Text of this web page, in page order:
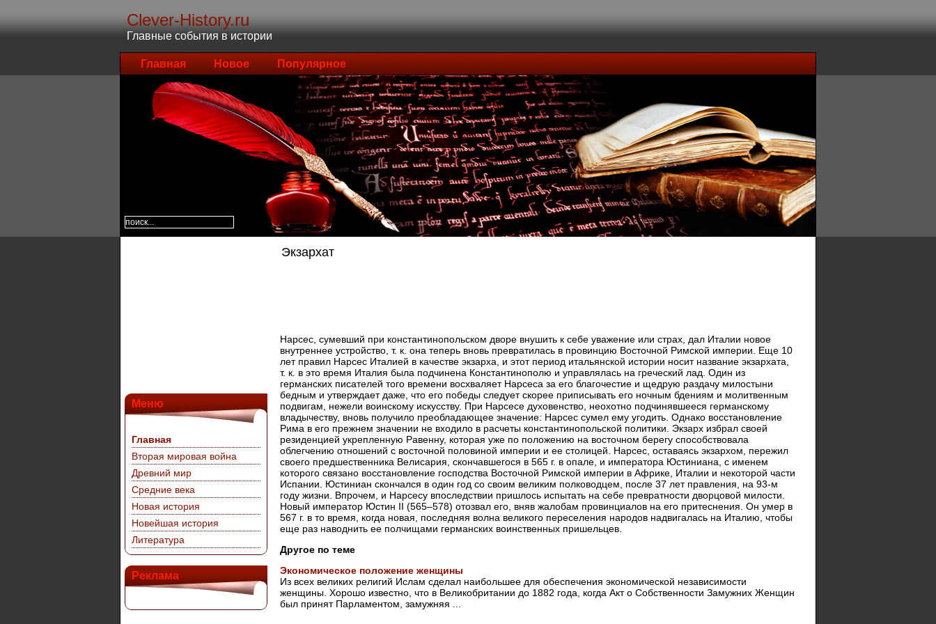
Clever-History.ru
Главные события в истории
Главная Новое Популярное
Меню
Главная
Вторая мировая война
Древний мир
Средние века
Новая история
Новейшая история
Литература
Реклама
Экзархат
Нарсес, сумевший при константинопольском дворе внушить к себе уважение или страх, дал Италии новое
внутреннее устройство, т. к. она теперь вновь превратилась в провинцию Восточной Римской империи. Еще 10
лет правил Нарсес Италией в качестве экзарха, и этот период итальянской истории носит название экзархата,
т. к. в это время Италия была подчинена Константинополю и управлялась на греческий лад. Один из
германских писателей того времени восхваляет Нарсеса за его благочестие и щедрую раздачу милостыни
бедным и утверждает даже, что его победы следует скорее приписывать его ночным бдениям и молитвенным
подвигам, нежели воинскому искусству. При Нарсесе духовенство, неохотно подчинявшееся германскому
владычеству, вновь получило преобладающее значение: Нарсес сумел ему угодить. Однако восстановление
Рима в его прежнем значении не входило в расчеты константинопольской политики. Экзарх избрал своей
резиденцией укрепленную Равенну, которая уже по положению на восточном берегу способствовала
облегчению отношений с восточной половиной империи и ее столицей. Нарсес, оставаясь экзархом, пережил
своего предшественника Велисария, скончавшегося в 565 г. в опале, и императора Юстиниана, с именем
которого связано восстановление господства Восточной Римской империи в Африке, Италии и некоторой части
Испании. Юстиниан скончался в один год со своим великим полководцем, после 37 лет правления, на 93-м
году жизни. Впрочем, и Нарсесу впоследствии пришлось испытать на себе превратности дворцовой милости.
Новый император Юстин II (565–578) отозвал его, вняв жалобам провинциалов на его притеснения. Он умер в
567 г. в то время, когда новая, последняя волна великого переселения народов надвигалась на Италию, чтобы
еще раз наводнить ее полчищами германских воинственных пришельцев.
Другое по теме
Экономическое положение женщины
Из всех великих религий Ислам сделал наибольшее для обеспечения экономической независимости
женщины. Хорошо известно, что в Великобритании до 1882 года, когда Акт о Собственности Замужних Женщин
был принят Парламентом, замужняя ...